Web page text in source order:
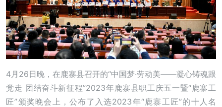
4月26日晚，在鹿寨县召开的“中国梦·劳动美——凝心铸魂跟
党走 团结奋斗新征程”2023年鹿寨县职工庆五一暨“鹿寨工
匠”颁奖晚会上，公布了入选2023年“鹿寨工匠”的十人名